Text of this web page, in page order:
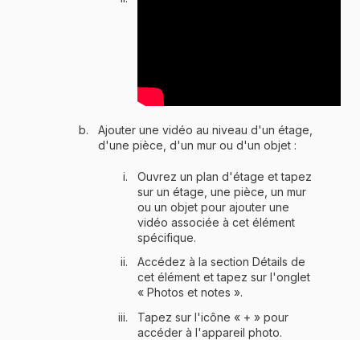
Ajouter une vidéo au niveau d'un étage,
d'une pièce, d'un mur ou d'un objet :
Ouvrez un plan d'étage et tapez
sur un étage, une pièce, un mur
ou un objet pour ajouter une
vidéo associée à cet élément
spécifique.
Accédez à la section Détails de
cet élément et tapez sur l'onglet
« Photos et notes ».
Tapez sur l'icône « + » pour
accéder à l'appareil photo.